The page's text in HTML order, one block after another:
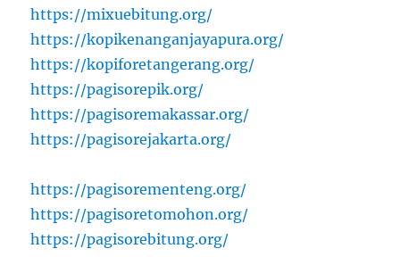
https://mixuebitung.org/
https://kopikenanganjayapura.org/
https://kopiforetangerang.org/
https://pagisorepik.org/
https://pagisoremakassar.org/
https://pagisorejakarta.org/
https://pagisorementeng.org/
https://pagisoretomohon.org/
https://pagisorebitung.org/